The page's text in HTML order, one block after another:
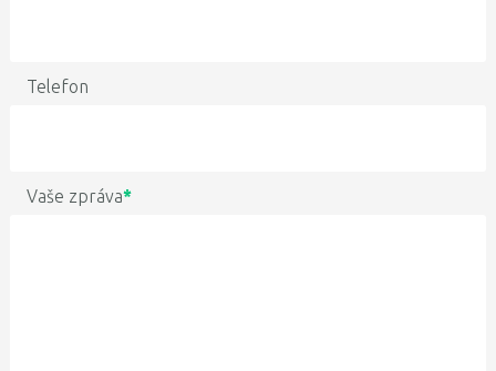
Telefon
Vaše zpráva*